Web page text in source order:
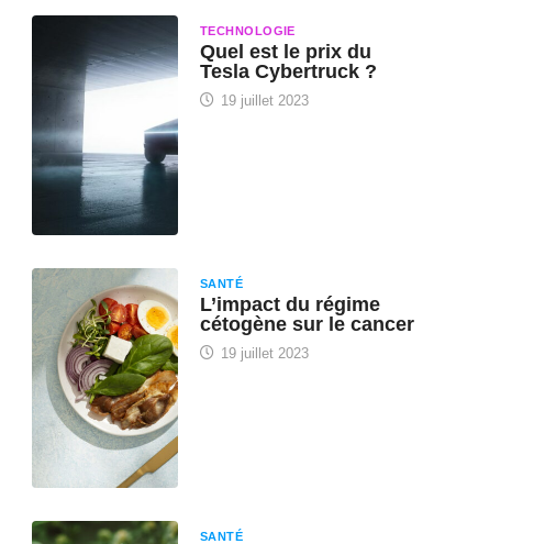
TECHNOLOGIE
Quel est le prix du
Tesla Cybertruck ?
19 juillet 2023
SANTÉ
L’impact du régime
cétogène sur le cancer
19 juillet 2023
SANTÉ